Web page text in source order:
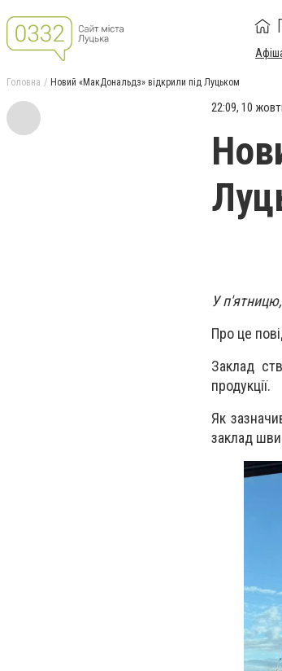
Головна Новий «МакДональдз» відкрили під Луцьком
22:09, 10
У
Про це
Заклад
продукції.
Як
заклад